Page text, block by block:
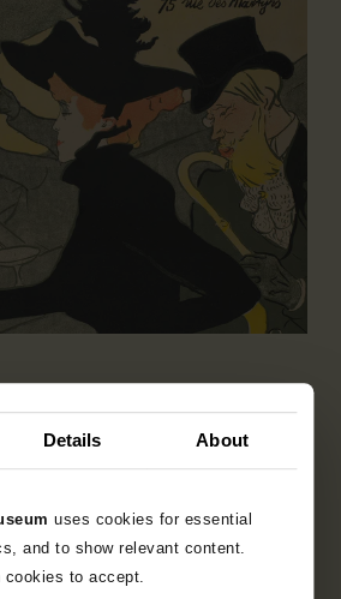
Details About
uses cookies for essential
and to show relevant content.
cookies to accept.
1850-1905
verzameling Franse prenten